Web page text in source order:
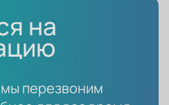
на
мы перезвоним